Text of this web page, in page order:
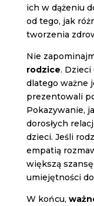
ich w dążeniu
od tego, jak
tworzenia
Nie
rodzice. Dzieci
dlatego ważne
prezentowali
Pokazywanie,
dorosłych
dzieci. Jeśli
empatią
większą
umiejętności
W końcu,